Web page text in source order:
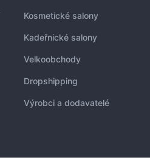
Kosmetické salony
Kadeřnické salony
Velkoobchody
Dropshipping
Výrobci a dodavatelé